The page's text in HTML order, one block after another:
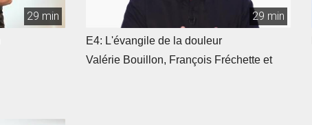
29 min 29 min
E4: L'évangile de la douleur
Valérie Bouillon, François Fréchette et